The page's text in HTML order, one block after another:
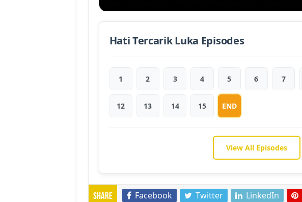
Hati Tercarik Luka Episodes
1 2 3 4 5 6 7
12 13 14 15 END
View All Episodes
Share Facebook Twitter LinkedIn